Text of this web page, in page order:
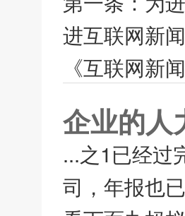
进互联网新
《互联网新
企业的人
...之1已经过
司，年报也